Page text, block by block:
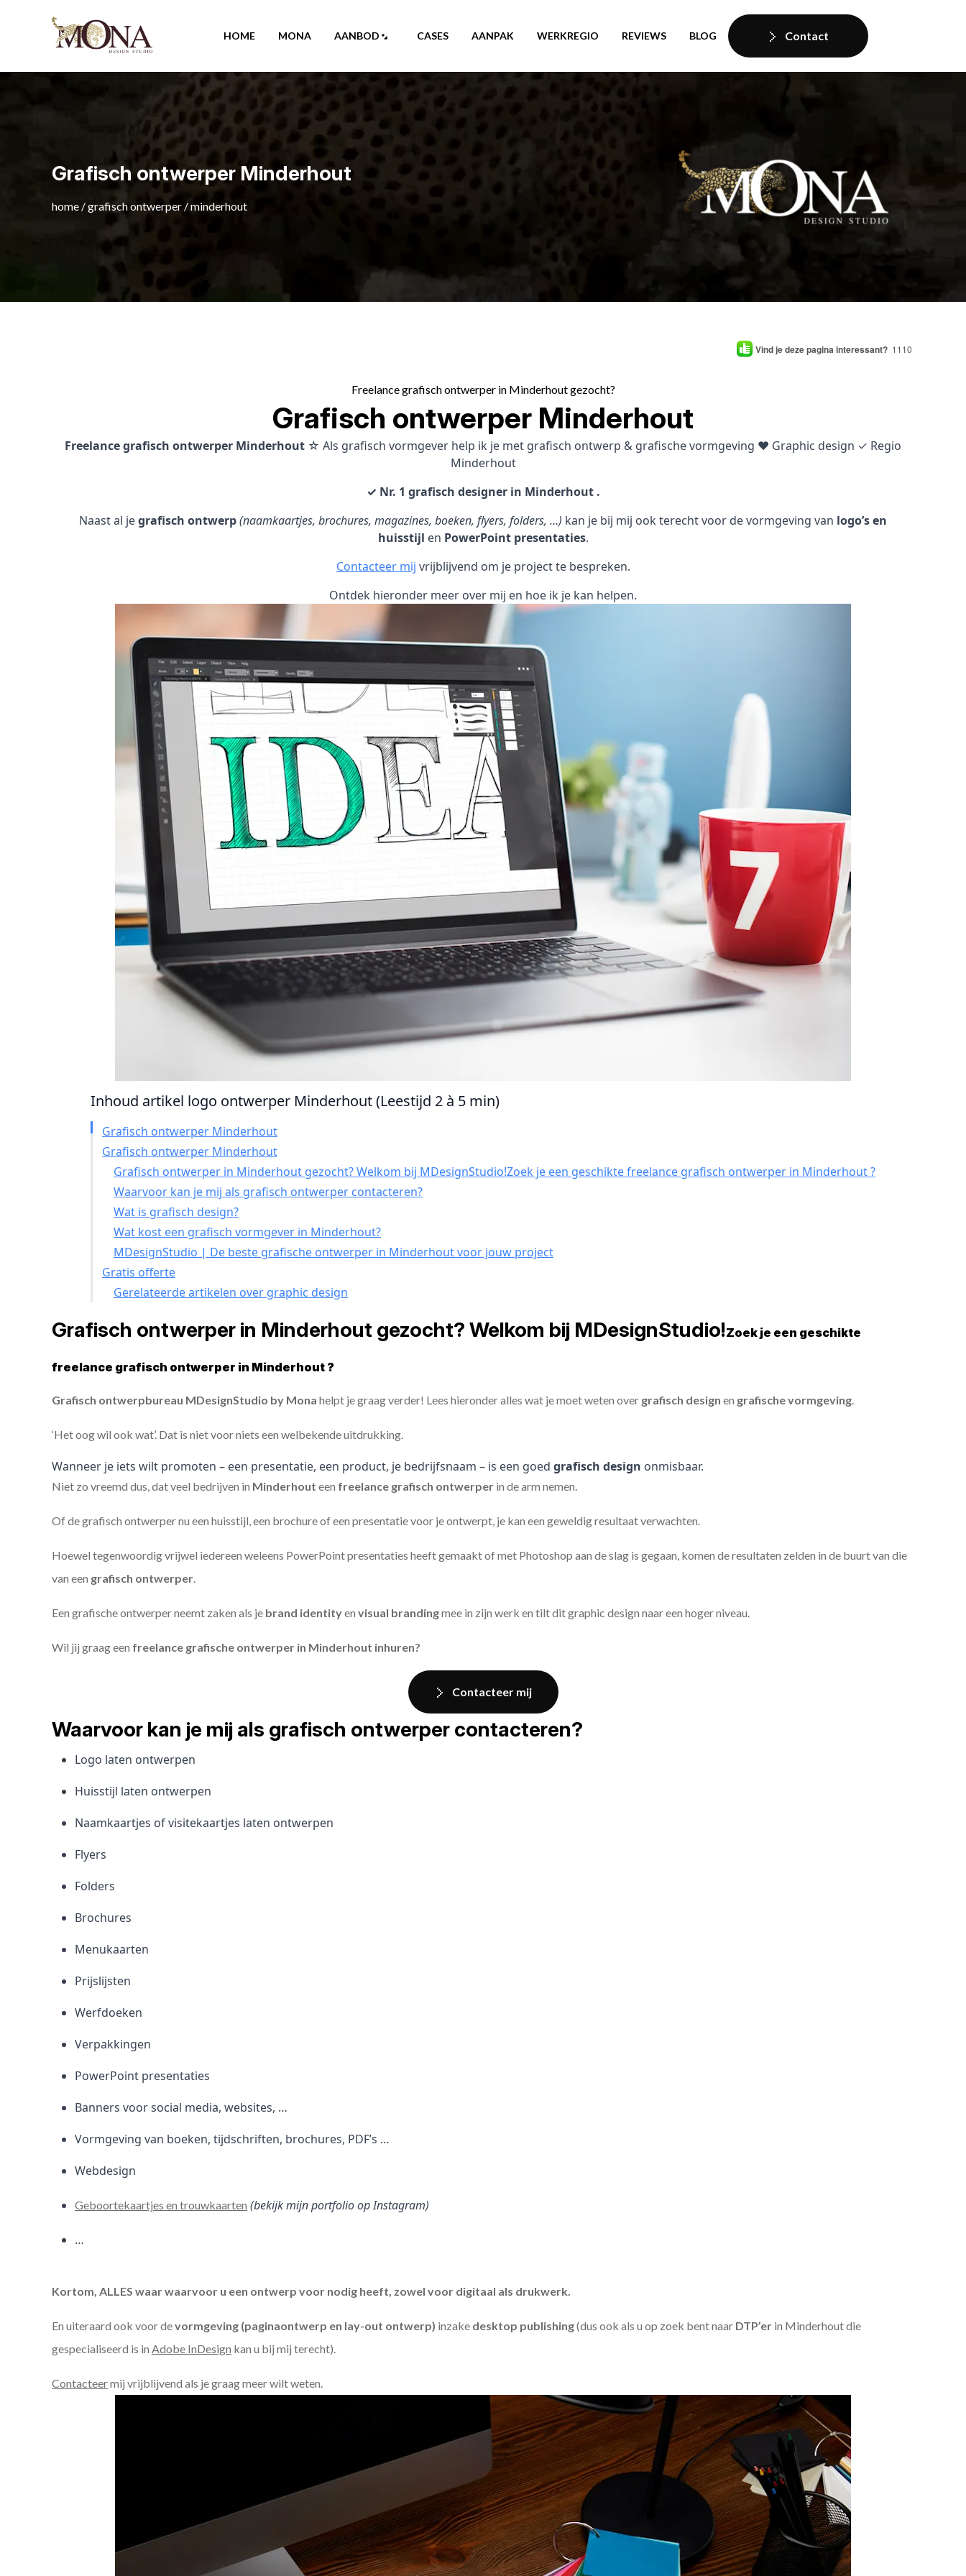
HOME MONA AANBOD CASES AANPAK WERKREGIO REVIEWS BLOG Contact
Grafisch ontwerper Minderhout
home /grafisch ontwerper /minderhout
Vind je deze pagina interessant? 1110
Freelance grafisch ontwerper in Minderhout gezocht?
Grafisch ontwerper Minderhout
Freelance grafisch ontwerper Minderhout ☆ Als grafisch vormgever help ik je met grafisch ontwerp & grafische vormgeving ♥ Graphic design ✓ Regio
Minderhout
✓ Nr. 1 grafisch designer in Minderhout .
Naast al jegrafisch ontwerp(naamkaartjes, brochures, magazines, boeken, flyers, folders, …) kan je bij mij ook terecht voor de vormgeving van logo’s en
huisstijl en PowerPoint presentaties.
Contacteer mij vrijblijvend om je project te bespreken.
Ontdek hieronder meer over mij en hoe ik je kan helpen.
Inhoud artikel logo ontwerper Minderhout (Leestijd 2 à 5 min)
Grafisch ontwerper Minderhout
Grafisch ontwerper Minderhout
Grafisch ontwerper in Minderhout gezocht? Welkom bij MDesignStudio!Zoek je een geschikte freelance grafisch ontwerper in Minderhout ?
Waarvoor kan je mij als grafisch ontwerper contacteren?
Wat is grafisch design?
Wat kost een grafisch vormgever in Minderhout?
MDesignStudio | De beste grafische ontwerper in Minderhout voor jouw project
Gratis offerte
Gerelateerde artikelen over graphic design
Grafisch ontwerper in Minderhout gezocht? Welkom bij MDesignStudio!Zoek je een geschikte
freelance grafisch ontwerper in Minderhout ?
Grafisch ontwerpbureau MDesignStudio by Mona helpt je graag verder! Lees hieronder alles wat je moet weten over grafisch design en grafische vormgeving.
‘Het oog wil ook wat’. Dat is niet voor niets een welbekende uitdrukking.
Wanneer je iets wilt promoten – een presentatie, een product, je bedrijfsnaam – is een goed grafisch design onmisbaar.
Niet zo vreemd dus, dat veel bedrijven in Minderhout een freelance grafisch ontwerper in de arm nemen.
Of de grafisch ontwerper nu een huisstijl, een brochure of een presentatie voor je ontwerpt, je kan een geweldig resultaat verwachten.
Hoewel tegenwoordig vrijwel iedereen weleens PowerPoint presentaties heeft gemaakt of met Photoshop aan de slag is gegaan, komen de resultaten zelden in de buurt van die
van een grafisch ontwerper.
Een grafische ontwerper neemt zaken als je brand identityen visual brandingmee in zijn werk en tilt dit graphic design naar een hoger niveau.
Wil jij graag een freelance grafische ontwerper in Minderhout inhuren?
Contacteer mij
Waarvoor kan je mij als grafisch ontwerper contacteren?
Logo laten ontwerpen
Huisstijl laten ontwerpen
Naamkaartjes of visitekaartjes laten ontwerpen
Flyers
Folders
Brochures
Menukaarten
Prijslijsten
Werfdoeken
Verpakkingen
PowerPoint presentaties
Banners voor social media, websites, …
Vormgeving van boeken, tijdschriften, brochures, PDF’s …
Webdesign
Geboortekaartjes en trouwkaarten (bekijk mijn portfolio op Instagram)
…
Kortom, ALLES waar waarvoor u een ontwerp voor nodig heeft, zowel voor digitaal als drukwerk.
En uiteraard ook voor devormgeving (paginaontwerp en lay-out ontwerp) inzake desktop publishing(dus ook als u op zoek bent naar DTP’er in Minderhout die
gespecialiseerd is in Adobe InDesign kan u bij mij terecht).
Contacteermij vrijblijvend als je graag meer wilt weten.